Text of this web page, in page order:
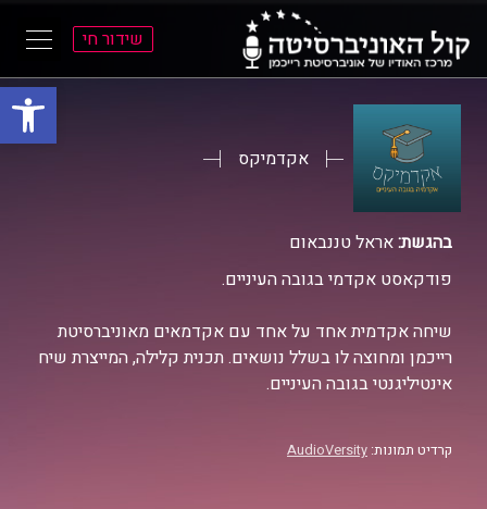
פתח
שידור חי
אקדמיקס
בהגשת:אראל טננבאום
פודקאסט אקדמי בגובה העיניים.
שיחה אקדמית אחד על אחד עם אקדמאים מאוניברסיטת
רייכמן ומחוצה לו בשלל נושאים. תכנית קלילה, המייצרת שיח
אינטיליגנטי בגובה העיניים.
קרדיט תמונות: AudioVersity